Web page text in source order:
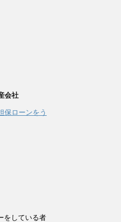
会社
保ローンをう
をしている者